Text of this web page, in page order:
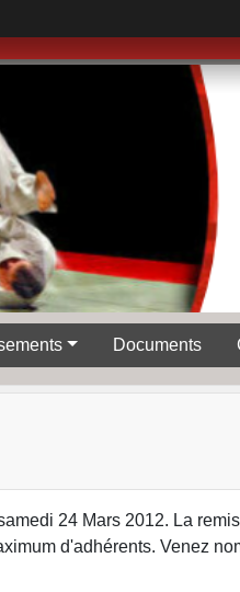
Documents
24 Mars 2012. La
d'adhérents. Venez